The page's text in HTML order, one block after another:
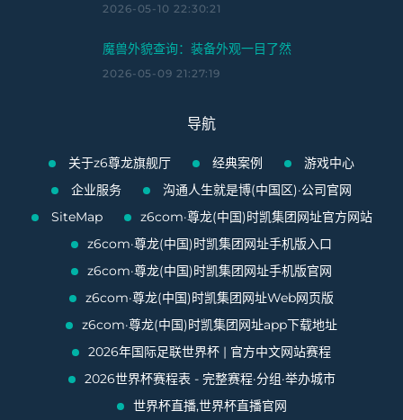
2026-05-10 22:30:21
魔兽外貌查询：装备外观一目了然
2026-05-09 21:27:19
导航
关于z6尊龙旗舰厅 经典案例
游戏中心
企业服务
沟通人生就是博(中国区)·公司官网
SiteMap
z6com·尊龙(中国)时凯集团网址官方网站
z6com·尊龙(中国)时凯集团网址手机版入口
z6com·尊龙(中国)时凯集团网址手机版官网
z6com·尊龙(中国)时凯集团网址Web网页版
z6com·尊龙(中国)时凯集团网址app下载地址
2026年国际足联世界杯 | 官方中文网站赛程
2026世界杯赛程表 - 完整赛程·分组·举办城市
世界杯直播,世界杯直播官网